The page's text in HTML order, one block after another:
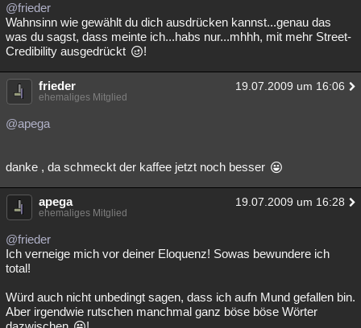
@frieder
Wahnsinn wie gewählt du dich ausdrücken kannst...genau das
was du sagst, dass meinte ich...habs nur...mhhh, mit mehr Street-
Credibility ausgedrückt
!
frieder 19.07.2009 um 16:06
ehemaliges Mitglied
@apega
danke , da schmeckt der kaffee jetzt noch besser
apega 19.07.2009 um 16:28
ehemaliges Mitglied
@frieder
Ich verneige mich vor deiner Eloquenz! Sowas bewundere ich
total!
Würd auch nicht unbedingt sagen, dass ich aufn Mund gefallen bin.
Aber irgendwie rutschen manchmal ganz böse böse Wörter